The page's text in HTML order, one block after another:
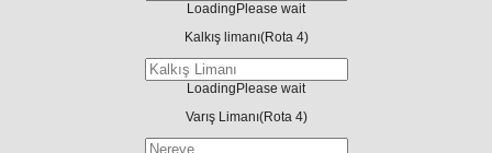
Loading Please wait
Kalkış limanı(Rota 4)
Loading Please wait
Varış Limanı(Rota 4)